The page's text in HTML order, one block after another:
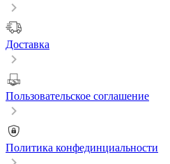
Доставка
Пользовательское соглашение
Политика конфединциальности